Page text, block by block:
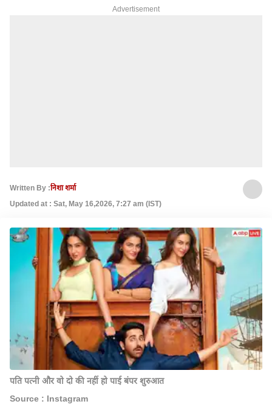
Advertisement
Written By :निशा शर्मा
Updated at : Sat, May 16,2026, 7:27 am (IST)
पति पत्नी और वो दो की नहीं हो पाई बंपर शुरुआत
Source : Instagram